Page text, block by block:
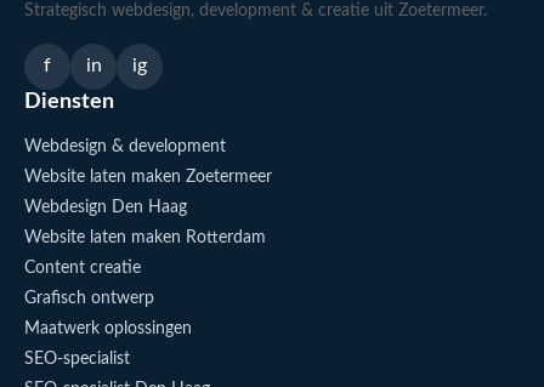
Strategisch webdesign, development & creatie uit Zoetermeer.
f in ig
Diensten
Webdesign & development
Website laten maken Zoetermeer
Webdesign Den Haag
Website laten maken Rotterdam
Content creatie
Grafisch ontwerp
Maatwerk oplossingen
SEO-specialist